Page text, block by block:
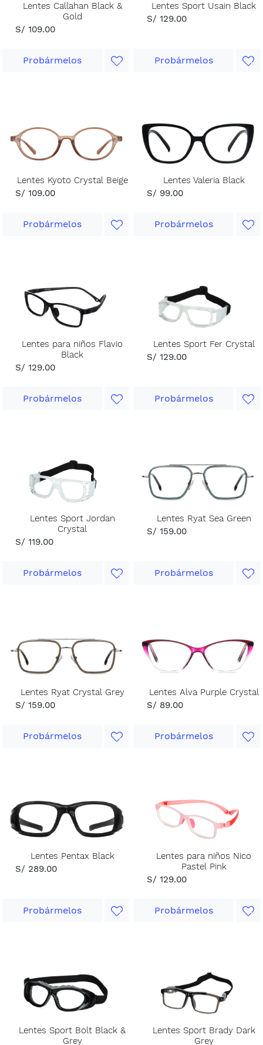
Lentes Callahan Black &
Gold
S/ 109.00
Probármelos
Lentes Sport Usain Black
S/ 129.00
Probármelos
Lentes Kyoto Crystal Beige
S/ 109.00
Probármelos
Lentes Valeria Black
S/ 99.00
Probármelos
Lentes para niños Flavio
Black
S/ 129.00
Probármelos
Lentes Sport Fer Crystal
S/ 129.00
Probármelos
Lentes Sport Jordan
Crystal
S/ 119.00
Probármelos
Lentes Ryat Sea Green
S/ 159.00
Probármelos
Lentes Ryat Crystal Grey
S/ 159.00
Probármelos
Lentes Alva Purple Crystal
S/ 89.00
Probármelos
Lentes Pentax Black
S/ 289.00
Probármelos
Lentes para niños Nico
Pastel Pink
S/ 129.00
Probármelos
Lentes Sport Bolt Black &
Grey
Lentes Sport Brady Dark
Grey